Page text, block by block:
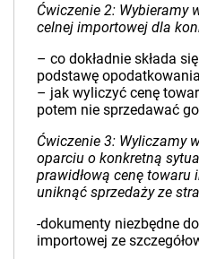
Ćwiczenie 2: Wybieramy
celnej importowej dla
– co dokładnie składa
podstawę
– jak wyliczyć cenę
potem nie sprzedawać
Ćwiczenie 3: Wyliczamy
oparciu o konkretną
prawidłową cenę towaru
uniknąć sprzedaży ze
-dokumenty niezbędne
importowej ze